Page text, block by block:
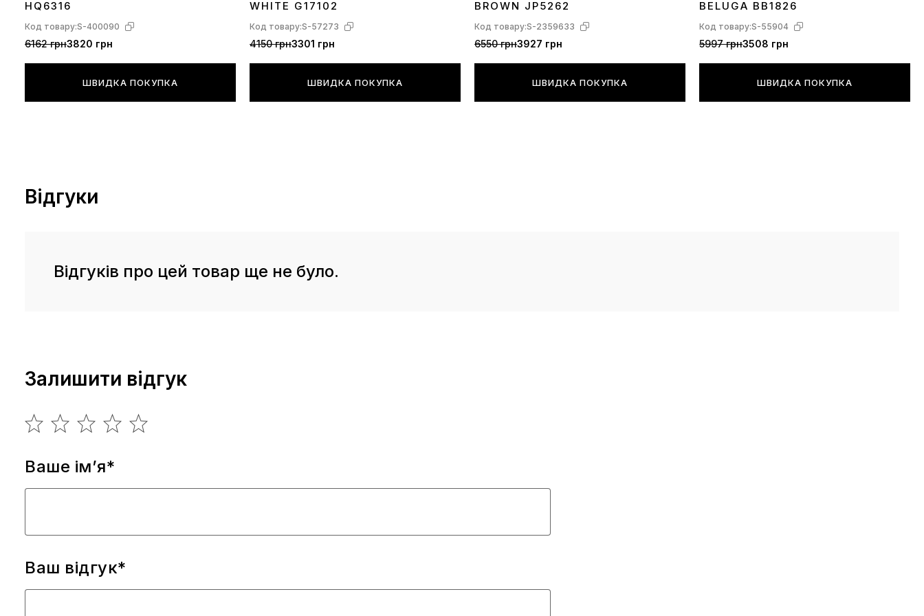
HQ6316
Код товару:S-400090
6162 грн3820 грн
ШВИДКА ПОКУПКА
WHITE G17102
Код товару:S-57273
4150 грн3301 грн
ШВИДКА ПОКУПКА
BROWN JP5262
Код товару:S-2359633
6550 грн3927 грн
ШВИДКА ПОКУПКА
BELUGA BB1826
Код товару:S-55904
5997 грн3508 грн
ШВИДКА ПОКУПКА
Відгуки
Відгуків про цей товар ще не було.
Залишити відгук
Ваше ім’я*
Ваш відгук*